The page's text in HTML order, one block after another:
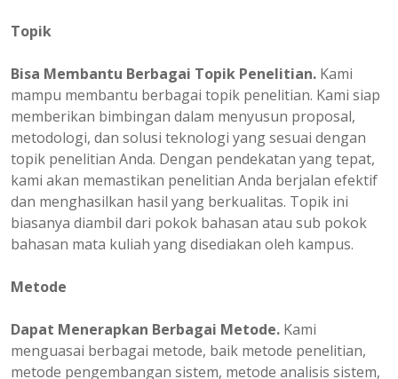
Topik
Bisa Membantu Berbagai Topik Penelitian. Kami
mampu membantu berbagai topik penelitian. Kami siap
memberikan bimbingan dalam menyusun proposal,
metodologi, dan solusi teknologi yang sesuai dengan
topik penelitian Anda. Dengan pendekatan yang tepat,
kami akan memastikan penelitian Anda berjalan efektif
dan menghasilkan hasil yang berkualitas. Topik ini
biasanya diambil dari pokok bahasan atau sub pokok
bahasan mata kuliah yang disediakan oleh kampus.
Metode
Dapat Menerapkan Berbagai Metode. Kami
menguasai berbagai metode, baik metode penelitian,
metode pengembangan sistem, metode analisis sistem,